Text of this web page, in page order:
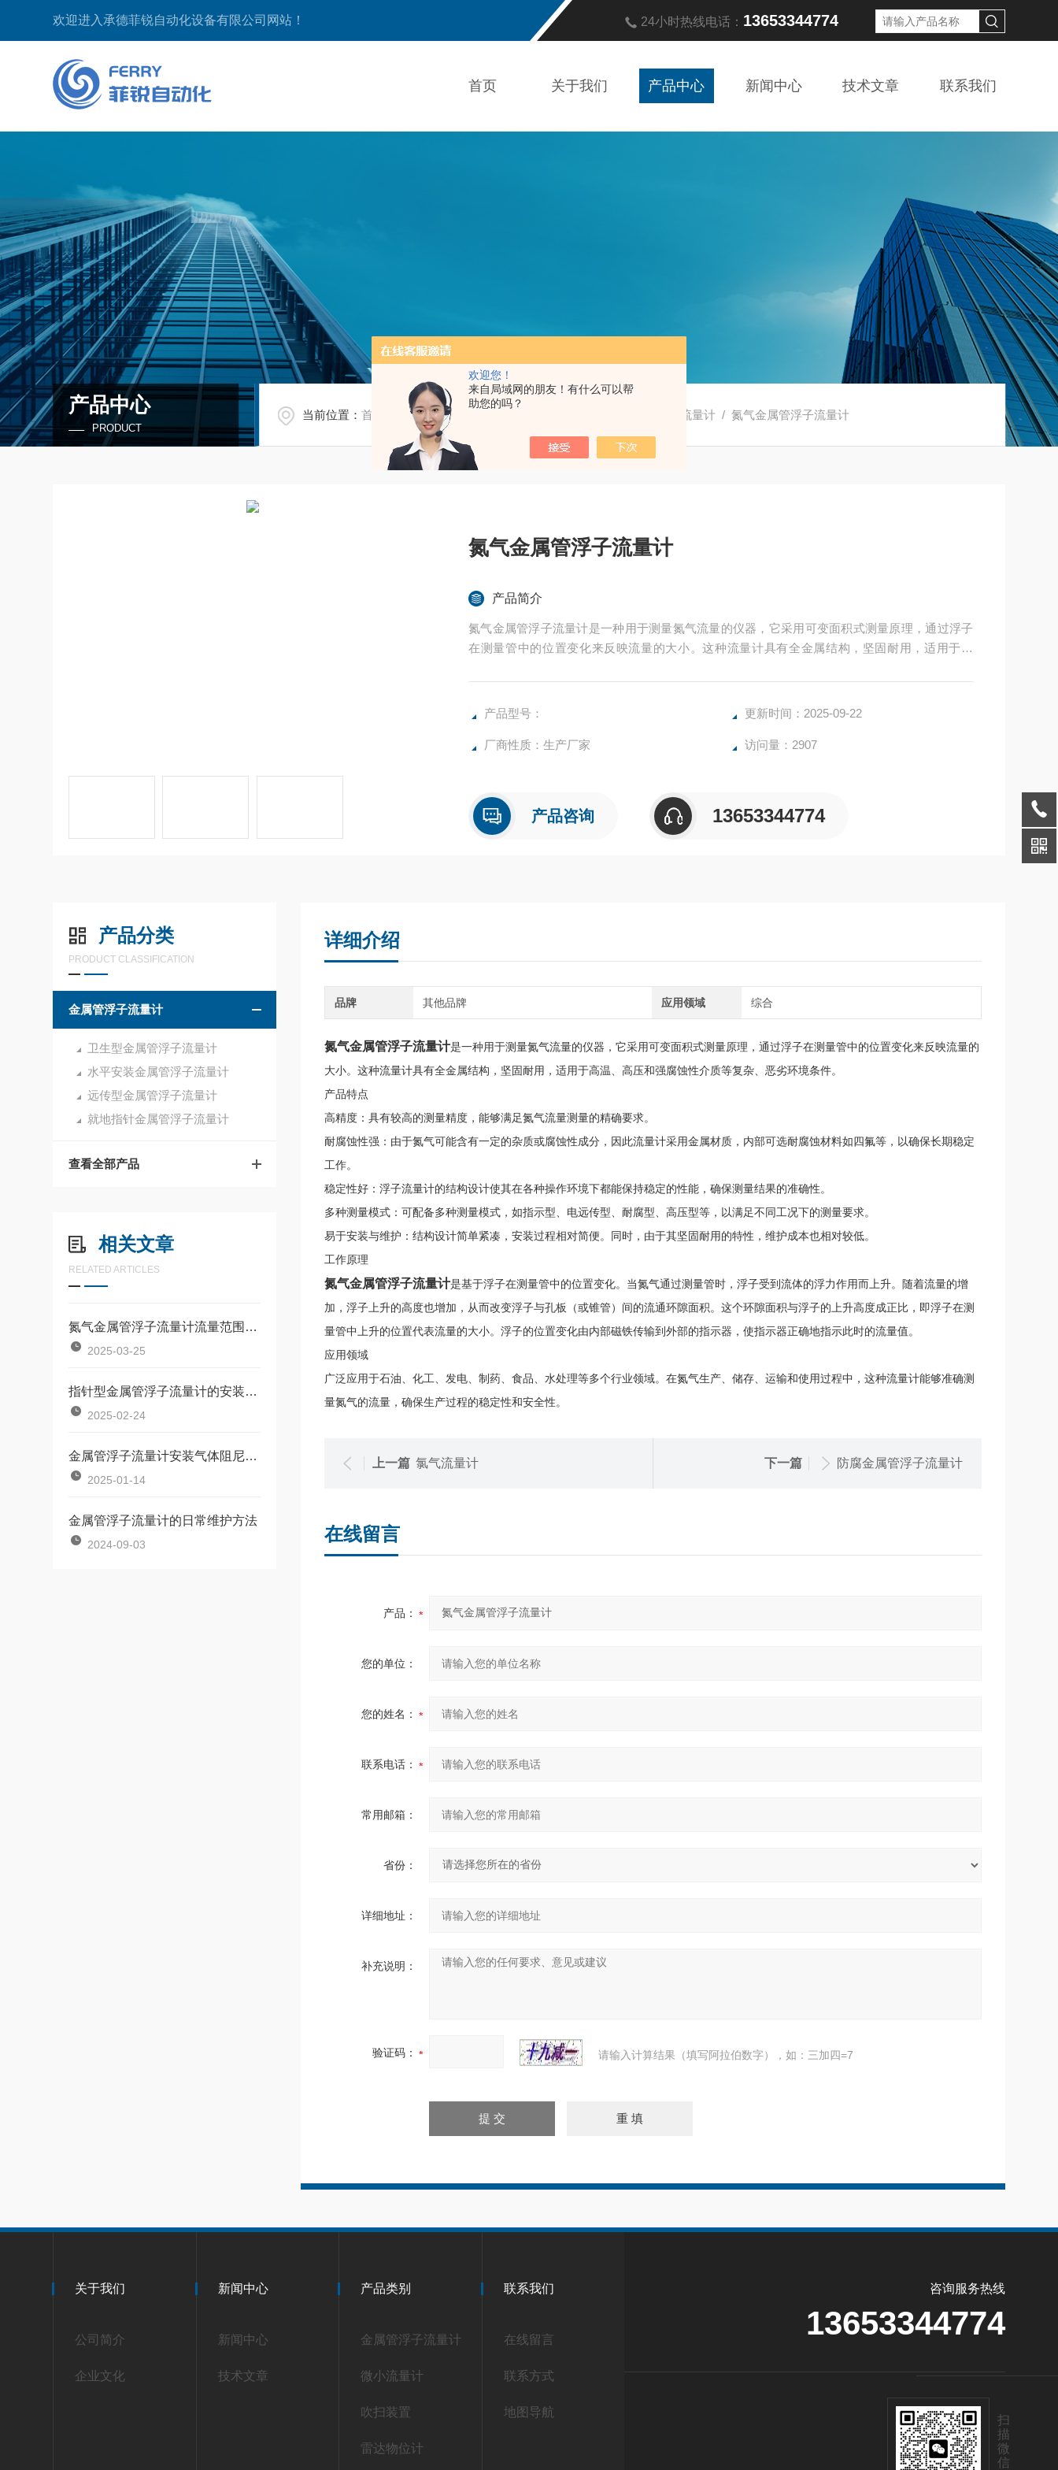
欢迎您！
来自局域网的朋友！有什么可以帮
助您的吗？
欢迎进入承德菲锐自动化设备有限公司网站！ 24小时热线电话： 13653344774
首页 关于我们 产品中心 新闻中心 技术文章 联系我们
产品中心
PRODUCT
当前位置：首页 产品中心/ 就地指针金属管浮子流量计 / 氮气金属管浮子流量计
氮气金属管浮子流量计
产品简介
氮气金属管浮子流量计是一种用于测量氮气流量的仪器，它采用可变面积式测量原理，通过浮子
在测量管中的位置变化来反映流量的大小。这种流量计具有全金属结构，坚固耐用，适用于高
产品型号： 更新时间：2025-09-22
厂商性质：生产厂家 访问量：2907
产品咨询 13653344774
产品分类
PRODUCT CLASSIFICATION
金属管浮子流量计
卫生型金属管浮子流量计
水平安装金属管浮子流量计
远传型金属管浮子流量计
就地指针金属管浮子流量计
查看全部产品
相关文章
RELATED ARTICLES
氮气金属管浮子流量计流量范围解析
2025-03-25
指针型金属管浮子流量计的安装方式详解
2025-02-24
金属管浮子流量计安装气体阻尼器的作用是什么
2025-01-14
金属管浮子流量计的日常维护方法
2024-09-03
详细介绍
品牌 其他品牌 应用领域 综合
氮气金属管浮子流量计是一种用于测量氮气流量的仪器，它采用可变面积式测量原理，通过浮子在测量管中的位置变化来反映流量的
大小。这种流量计具有全金属结构，坚固耐用，适用于高温、高压和强腐蚀性介质等复杂、恶劣环境条件。
产品特点
高精度：具有较高的测量精度，能够满足氮气流量测量的精确要求。
耐腐蚀性强：由于氮气可能含有一定的杂质或腐蚀性成分，因此流量计采用金属材质，内部可选耐腐蚀材料如四氟等，以确保长期稳定
工作。
稳定性好：浮子流量计的结构设计使其在各种操作环境下都能保持稳定的性能，确保测量结果的准确性。
多种测量模式：可配备多种测量模式，如指示型、电远传型、耐腐型、高压型等，以满足不同工况下的测量要求。
易于安装与维护：结构设计简单紧凑，安装过程相对简便。同时，由于其坚固耐用的特性，维护成本也相对较低。
工作原理
氮气金属管浮子流量计是基于浮子在测量管中的位置变化。当氮气通过测量管时，浮子受到流体的浮力作用而上升。随着流量的增
加，浮子上升的高度也增加，从而改变浮子与孔板（或锥管）间的流通环隙面积。这个环隙面积与浮子的上升高度成正比，即浮子在测
量管中上升的位置代表流量的大小。浮子的位置变化由内部磁铁传输到外部的指示器，使指示器正确地指示此时的流量值。
应用领域
广泛应用于石油、化工、发电、制药、食品、水处理等多个行业领域。在氮气生产、储存、运输和使用过程中，这种流量计能够准确测
量氮气的流量，确保生产过程的稳定性和安全性。
上一篇 氯气流量计 下一篇 防腐金属管浮子流量计
在线留言
产品：
您的单位：
您的姓名：
联系电话：
常用邮箱：
省份：
详细地址：
补充说明：
验证码： 请输入计算结果（填写阿拉伯数字），如：三加四=7
关于我们
公司简介
企业文化
新闻中心
新闻中心
技术文章
产品类别
金属管浮子流量计
微小流量计
吹扫装置
雷达物位计
联系我们
在线留言
联系方式
地图导航
咨询服务热线
13653344774
扫
描
微
信